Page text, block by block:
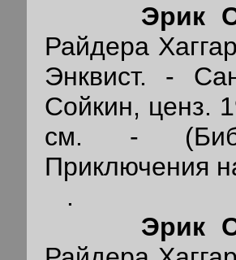
Эрик
Райдера
Энквист. -
Сойкин, ценз.
см. -
Приключения
.
Эрик